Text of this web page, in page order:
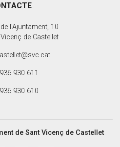
l'Ajuntament, 10
de Castellet
936 930 611
936 930 610
de Sant Vicenç de Castellet